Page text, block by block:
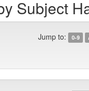
Subject
Jump to: 0-9